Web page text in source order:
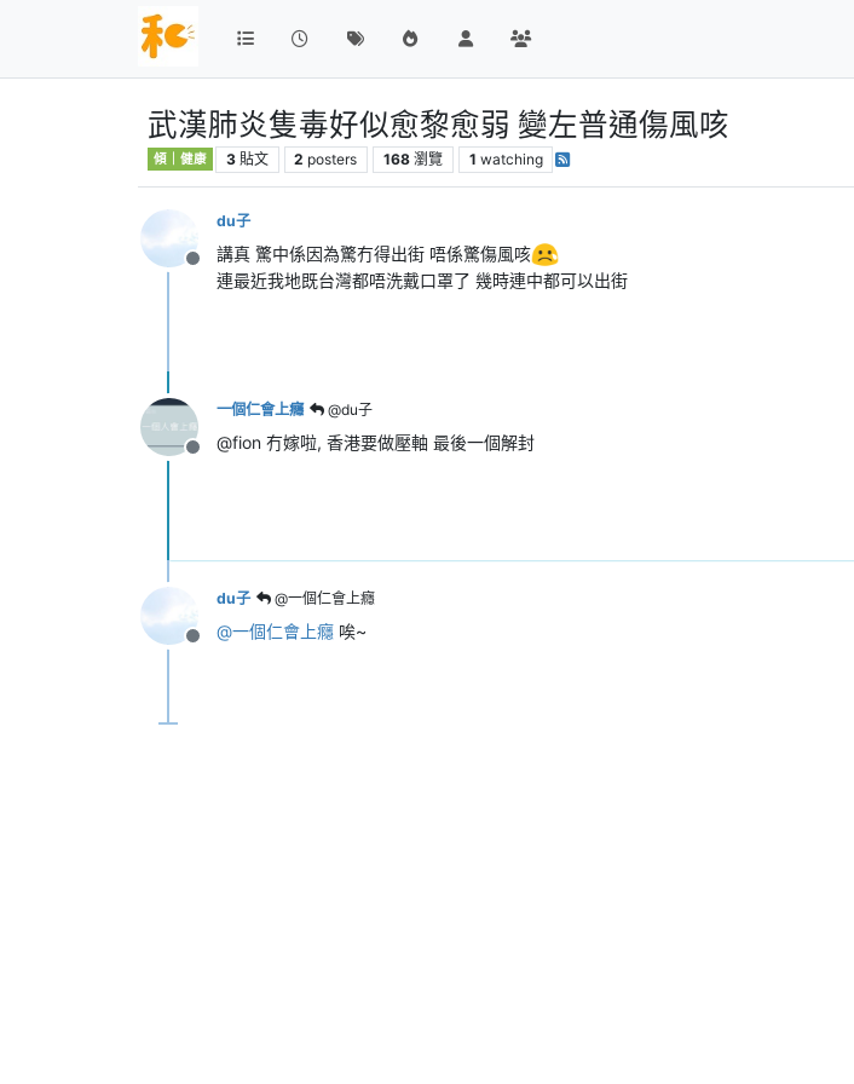
武漢肺炎隻毒好似愈黎愈弱 變左普通傷風咳
傾｜健康 3 貼文 2 posters 168 瀏覽 1 watching
離線
du子
講真 驚中係因為驚冇得出街 唔係驚傷風咳
連最近我地既台灣都唔洗戴口罩了 幾時連中都可以出街
離線
一個仁會上癮 @du子
@fion 冇嫁啦, 香港要做壓軸 最後一個解封
離線
du子 @一個仁會上癮
@一個仁會上癮 唉~